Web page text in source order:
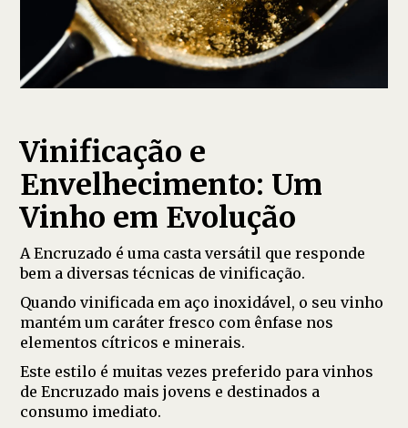
Vinificação e
Envelhecimento: Um
Vinho em Evolução
A Encruzado é uma casta versátil que responde
bem a diversas técnicas de vinificação.
Quando vinificada em aço inoxidável, o seu vinho
mantém um caráter fresco com ênfase nos
elementos cítricos e minerais.
Este estilo é muitas vezes preferido para vinhos
de Encruzado mais jovens e destinados a
consumo imediato.